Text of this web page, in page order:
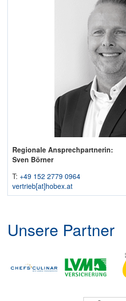
Regionale Ansprechpartnerin:
Sven Börner
T: +49 152 2779 0964
vertrieb​[at]​hobex.at
Unsere Partner